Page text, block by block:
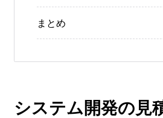
まとめ
システム開発の見